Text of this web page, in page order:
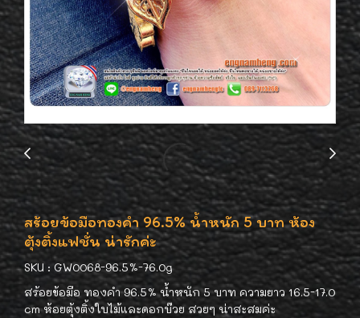
สร้อยข้อมือทองคำ 96.5% น้ำหนัก 5 บาท ห้อง
ตุ้งติ้งแฟชั่น น่ารักค่ะ
SKU : GW0068-96.5%-76.0g
สร้อยข้อมือ ทองคำ 96.5% น้ำหนัก 5 บาท ความยาว 16.5-17.0
cm ห้อยตุ้งติ้งใบไม้และดอกบ๊วย สวยๆ น่าสะสมค่ะ